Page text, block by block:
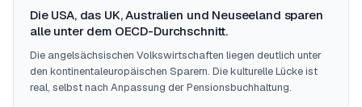
Die USA, das UK, Australien und Neuseeland sparen
alle unter dem OECD-Durchschnitt.
Die angelsächsischen Volkswirtschaften liegen deutlich unter
den kontinentaleuropäischen Sparern. Die kulturelle Lücke ist
real, selbst nach Anpassung der Pensionsbuchhaltung.